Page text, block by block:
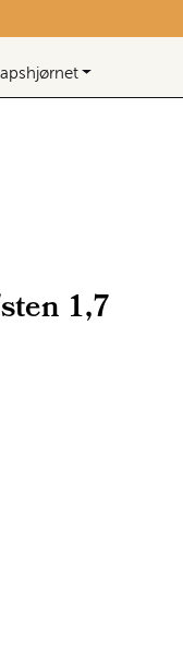
Favoritter
1,7